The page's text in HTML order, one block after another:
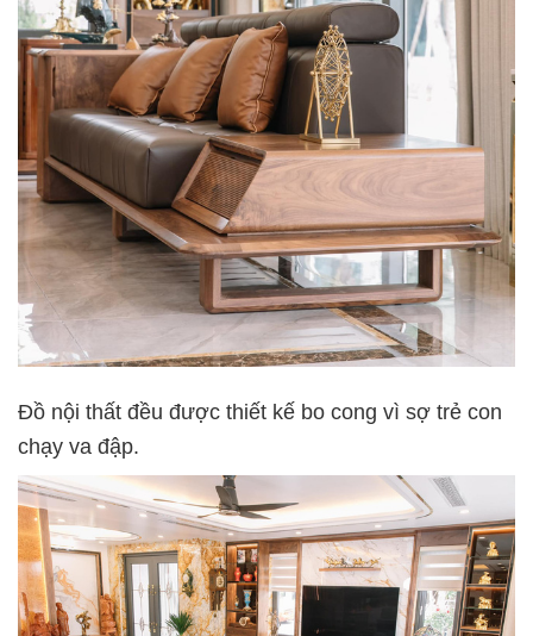
Đồ nội thất đều được thiết kế bo cong vì sợ trẻ con
chạy va đập.